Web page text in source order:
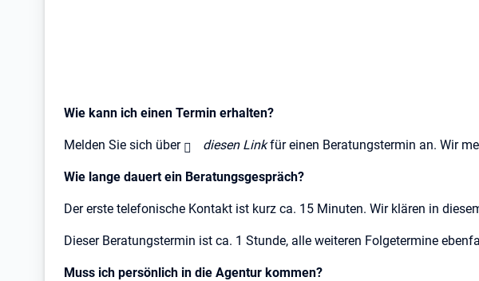
Wie kann ich einen Termin erhalten?
Melden Sie sich über diesen Linkfür einen Beratungstermin an. Wir
Wie lange dauert ein Beratungsgespräch?
Der erste telefonische Kontakt ist kurz ca. 15 Minuten. Wir klären in
Dieser Beratungstermin ist ca. 1 Stunde, alle weiteren Folgetermine
Muss ich persönlich in die Agentur kommen?